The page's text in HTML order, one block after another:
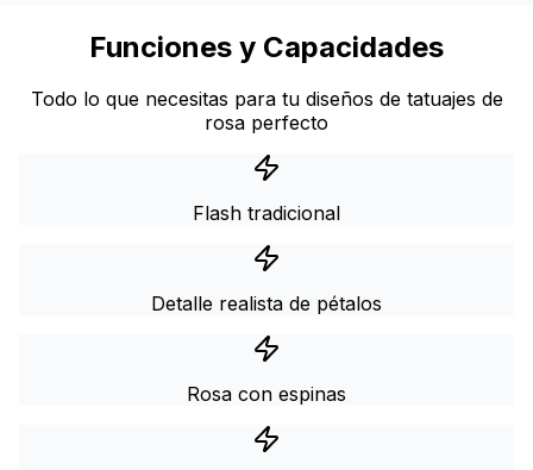
Funciones y Capacidades
Todo lo que necesitas para tu diseños de tatuajes de
rosa perfecto
Flash tradicional
Detalle realista de pétalos
Rosa con espinas